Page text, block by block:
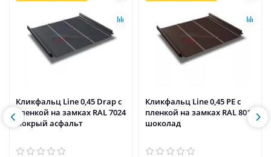
Кликфальц Line 0,45 Drap с
пленкой на замках RAL 7024
мокрый асфальт
Кликфальц Line 0,45 PE с
пленкой на замках RAL 8017
шоколад